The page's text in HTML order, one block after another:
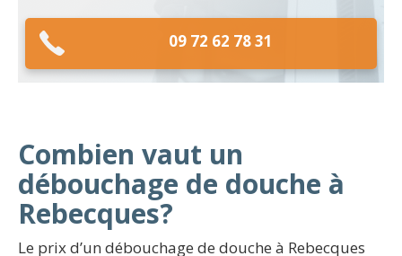
09 72 62 78 31
Combien vaut un
débouchage de douche à
Rebecques?
Le prix d’un débouchage de douche à Rebecques